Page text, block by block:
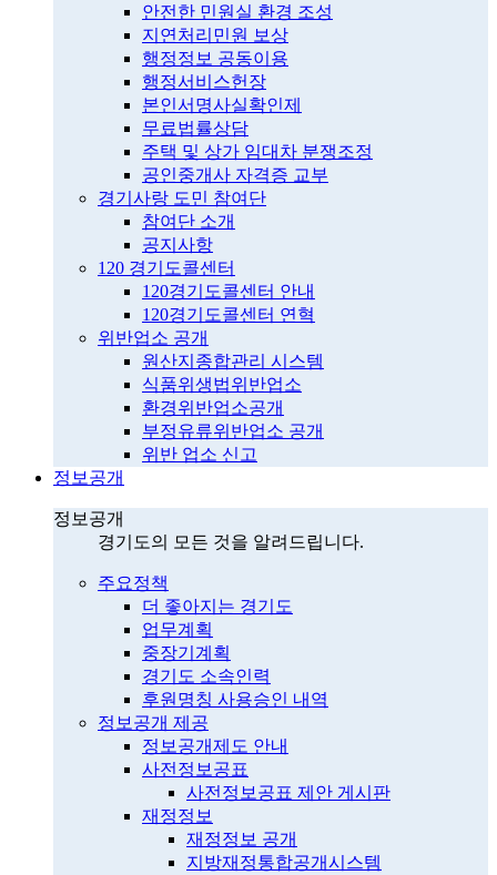
안전한 민원실 환경 조성
지연처리민원 보상
행정정보 공동이용
행정서비스헌장
본인서명사실확인제
무료법률상담
주택 및 상가 임대차 분쟁조정
공인중개사 자격증 교부
경기사랑 도민 참여단
참여단 소개
공지사항
120 경기도콜센터
120경기도콜센터 안내
120경기도콜센터 연혁
위반업소 공개
원산지종합관리 시스템
식품위생법위반업소
환경위반업소공개
부정유류위반업소 공개
위반 업소 신고
정보공개
정보공개
경기도의 모든 것을 알려드립니다.
주요정책
더 좋아지는 경기도
업무계획
중장기계획
경기도 소속인력
후원명칭 사용승인 내역
정보공개 제공
정보공개제도 안내
사전정보공표
사전정보공표 제안 게시판
재정정보
재정정보 공개
지방재정통합공개시스템